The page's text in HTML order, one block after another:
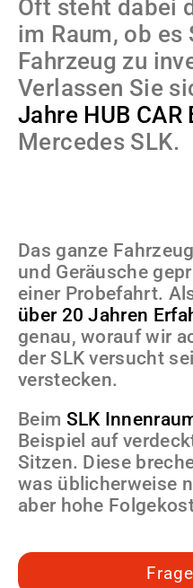
Oft steht dabei
im Raum, ob es
Fahrzeug zu
Verlassen Sie
Jahre HUB CAR
Mercedes SLK.
Das ganze
und Geräusche
einer Probefahrt.
über 20 Jahren
genau, worauf wir
der SLK versucht
verstecken.
Beim SLK
Beispiel auf
Sitzen. Diese
was üblicherweise
aber hohe